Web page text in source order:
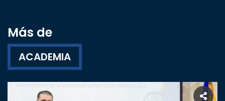
Más de
ACADEMIA